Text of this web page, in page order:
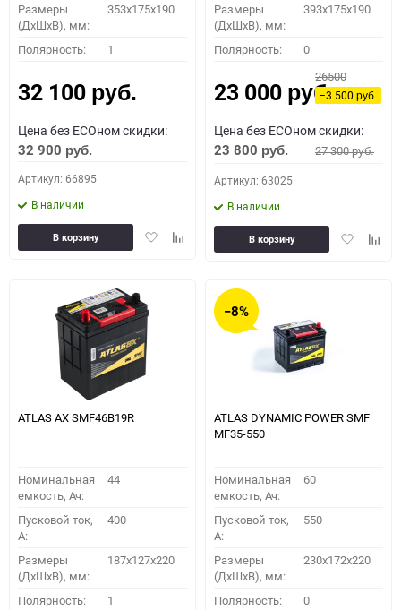
Размеры
(ДхШхВ), мм:
353x175x190
Полярность: 1
32 100 руб.
Цена без ECOном скидки:
32 900 руб.
Артикул: 66895
В наличии
ДобавитьДобавить
В корзину
Размеры
(ДхШхВ), мм:
393x175x190
Полярность: 0
23 000 руб.
26500
−3 500руб.
Цена без ECOном скидки:
23 800 руб. 27 300руб.
Артикул: 63025
В наличии
Добавить
В корзину
ATLAS AX SMF46B19R
Номинальная
емкость, Ач:
44
Пусковой ток,
A:
400
Размеры
(ДхШхВ), мм:
187x127x220
Полярность: 1
−8%
ATLAS DYNAMIC POWER SMF
MF35-550
Номинальная
емкость, Ач:
60
Пусковой ток,
A:
550
Размеры
(ДхШхВ), мм:
230x172x220
Полярность: 0